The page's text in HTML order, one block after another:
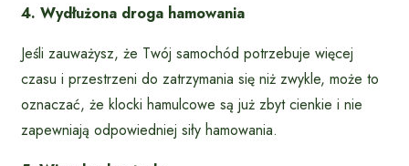
4. Wydłużona droga hamowania
Jeśli zauważysz, że Twój samochód potrzebuje więcej
czasu i przestrzeni do zatrzymania się niż zwykle, może to
oznaczać, że klocki hamulcowe są już zbyt cienkie i nie
zapewniają odpowiedniej siły hamowania.